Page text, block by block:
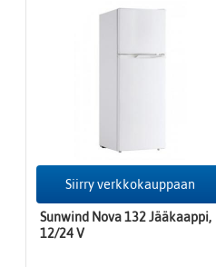
Siirry verkkokauppaan
Sunwind Nova 132 Jääkaappi,
12/24 V